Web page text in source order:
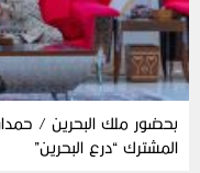
بحضور ملك البحرين /
المشترك “درع البحرين”